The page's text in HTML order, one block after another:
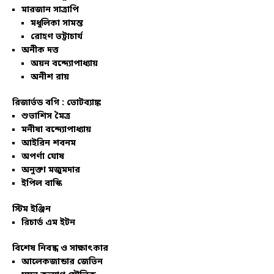
মারজান সাত্রাপি
মধুলিকা সামন্ত
রোহণ ভট্টাচার্য
অনীক দত্ত
অয়ন বন্দ্যোপাধ্যায়
অনীশ রায়
রিজার্ভড বগি : ভোটব্যাঙ্ক
শুভাশিস মৈত্র
মনীষা বন্দ্যোপাধ্যায়
আইরিন শবনম
অপর্ণা ঘোষ
অনুক্তা মজুমদার
ইপিল বাস্কি
স্টিম ইঞ্জিন
রিচার্ড এম ইটন
বিশেষ নিবন্ধ ও সাক্ষাৎকার
আলেকজান্ডার জেভিন